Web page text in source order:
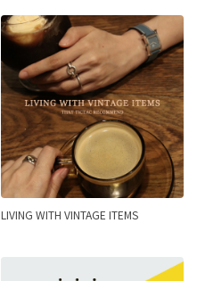
LIVING WITH VINTAGE ITEMS